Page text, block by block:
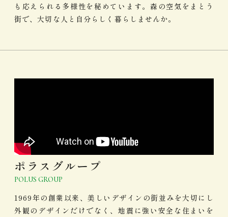
も応えられる多様性を秘めています。森の空気をまとう
街で、大切な人と自分らしく暮らしませんか。
ポラスグループ
POLUS GROUP
1969年の創業以来、美しいデザインの街並みを大切にし
外観のデザインだけでなく、地震に強い安全な住まいを